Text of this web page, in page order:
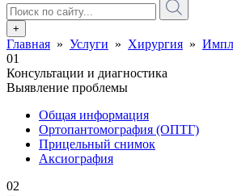
+
Главная » Услуги » Хирургия »
01
Консультации и диагностика
Выявление проблемы
Общая информация
Ортопантомография (ОПТГ)
Прицельный снимок
Аксиография
02